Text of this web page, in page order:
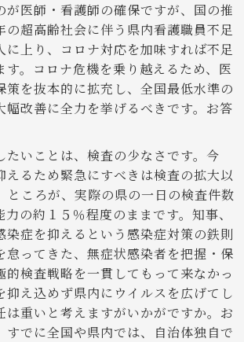
が医師・看護師の確保ですが、国の推
の超高齢社会に伴う県内看護職員不足
に上り、コロナ対応を加味すれば不足
す。コロナ危機を乗り越えるため、医
策を抜本的に拡充し、全国最低水準の
幅改善に全力を挙げるべきです。お答
いことは、検査の少なさです。今
えるため緊急にすべきは検査の拡大以
ところが、実際の県の一日の検査件数
の約１５％程度のままです。知事、
染症を抑えるという感染症対策の鉄則
怠ってきた、無症状感染者を把握・保
的検査戦略を一貫してもって来なかっ
抑え込めず県内にウイルスを広げてし
は重いと考えますがいかがですか。お
すでに全国や県内では、自治体独自で